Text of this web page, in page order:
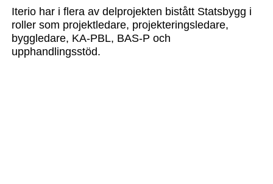
Iterio har i flera av delprojekten bistått Statsbygg i
roller som projektledare, projekteringsledare,
byggledare, KA-PBL, BAS-P och
upphandlingsstöd.